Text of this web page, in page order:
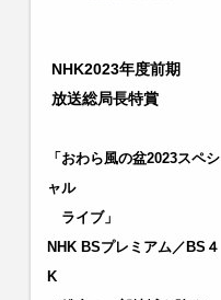
NHK2023年度前期
放送総局長特賞
「おわら風の盆2023スペシ
ャル
ライブ」
NHK BSプレミアム／BS４
K